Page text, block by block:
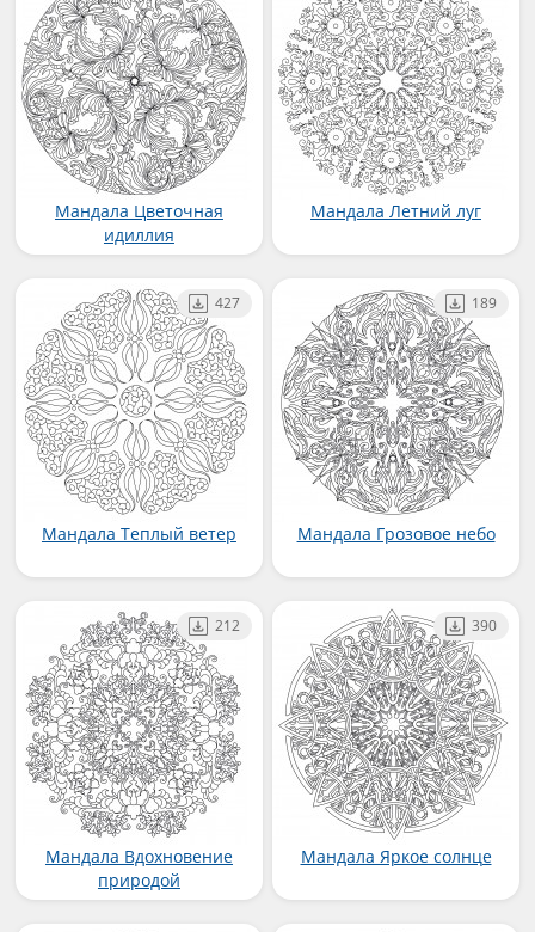
Мандала Цветочная
идиллия
Мандала Летний луг
Мандала Теплый ветер
427
Мандала Грозовое небо
189
Мандала Вдохновение
природой
212
Мандала Яркое солнце
390